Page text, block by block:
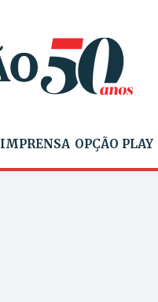
IMPRENSA OPÇÃO PLAY